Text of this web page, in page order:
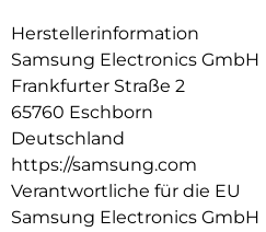
Herstellerinformation
Samsung Electronics GmbH
Frankfurter Straße 2
65760 Eschborn
Deutschland
https://samsung.com
Verantwortliche für die EU
Samsung Electronics GmbH